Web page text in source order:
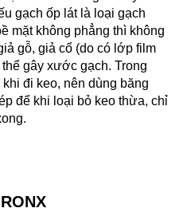
gạch ốp lát là loại gạch
mặt không phẳng thì không
gỗ, giả cổ (do có lớp film
gây xước gạch. Trong
đi keo, nên dùng băng
để khi loại bỏ keo thừa, chỉ